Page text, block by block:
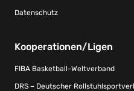
Datenschutz
Kooperationen/Ligen
FIBA Basketball-Weltverband
DRS – Deutscher